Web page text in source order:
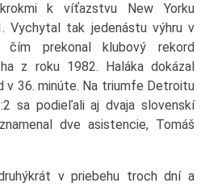
k víťazstvu New Yorku
Vychytal tak jedenástu výhru v
prekonal klubový rekord
z roku 1982. Haláka dokázal
v 36. minúte. Na triumfe Detroitu
sa podieľali aj dvaja slovenskí
dve asistencie, Tomáš
v priebehu troch dní a